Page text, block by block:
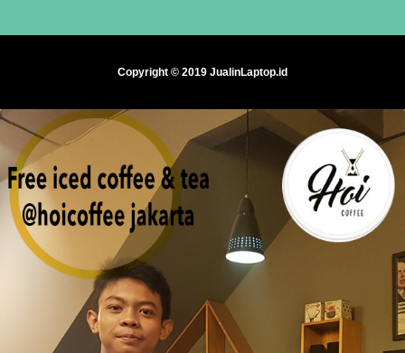
Copyright © 2019 JualinLaptop.id